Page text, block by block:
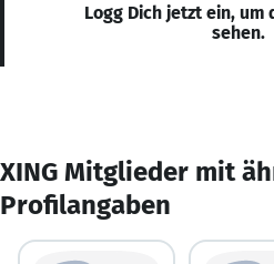
Logg Dich jetzt ein, um
sehen.
XING Mitglieder mit
Profilangaben